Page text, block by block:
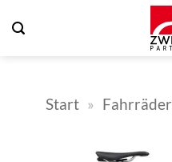
Inhalt
Start » Fahrräder